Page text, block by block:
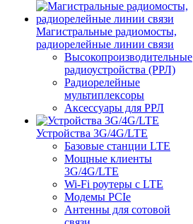
Магистральные радиомосты,
радиорелейные линии связи
Высокопроизводительные
радиоустройства (РРЛ)
Радиорелейные
мультиплексоры
Аксессуары для РРЛ
Устройства 3G/4G/LTE
Базовые станции LTE
Мощные клиенты
3G/4G/LTE
Wi-Fi роутеры с LTE
Модемы PCIe
Антенны для сотовой